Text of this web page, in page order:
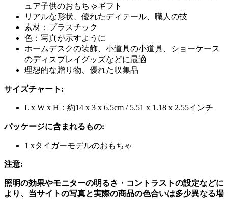
ュア子供のおもちゃギフト
リアルな形状、優れたディテール、職人の技
素材：プラスチック
色：写真が示すように
ホームデスクの装飾、小道具の小道具、ショーケース
のディスプレイグッズなどに最適
理想的な贈り物、優れた収集品
サイズチャート:
L x W x H：約14 x 3 x 6.5cm / 5.51 x 1.18 x 2.55インチ
パッケージに含まれるもの:
1 xタイガーモデルのおもちゃ
注意:
照明の効果やモニターの明るさ・コントラストの設定などに
より、当サイトの写真と実際の商品の色合いは多少異なる場